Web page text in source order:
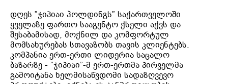
დღეს ”ჯიპიაი ჰოლდინგს” საქართველოში
ყველაზე ფართო სააგენტო ქსელი აქვს და
შესაბამისად, მოქნილ და კომფორტულ
მომსახურებას სთავაზობს თავის კლიენტებს.
კომპანია ერთ-ერთი ლიდერია საცალო
ბაზარზე - ”ჯიპიაი”-მ ერთ-ერთმა პირველმა
გამოიტანა ხელმისაწვდომი სადაზღვევო